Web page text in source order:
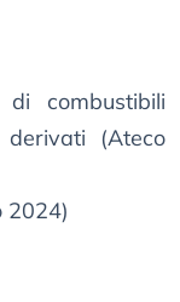
di combustibili
(Ateco
2024)